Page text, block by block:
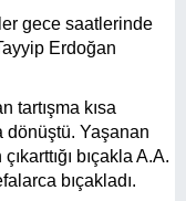
gece saatlerinde
Erdoğan
tartışma kısa
dönüştü. Yaşanan
bıçakla A.A.
bıçakladı.